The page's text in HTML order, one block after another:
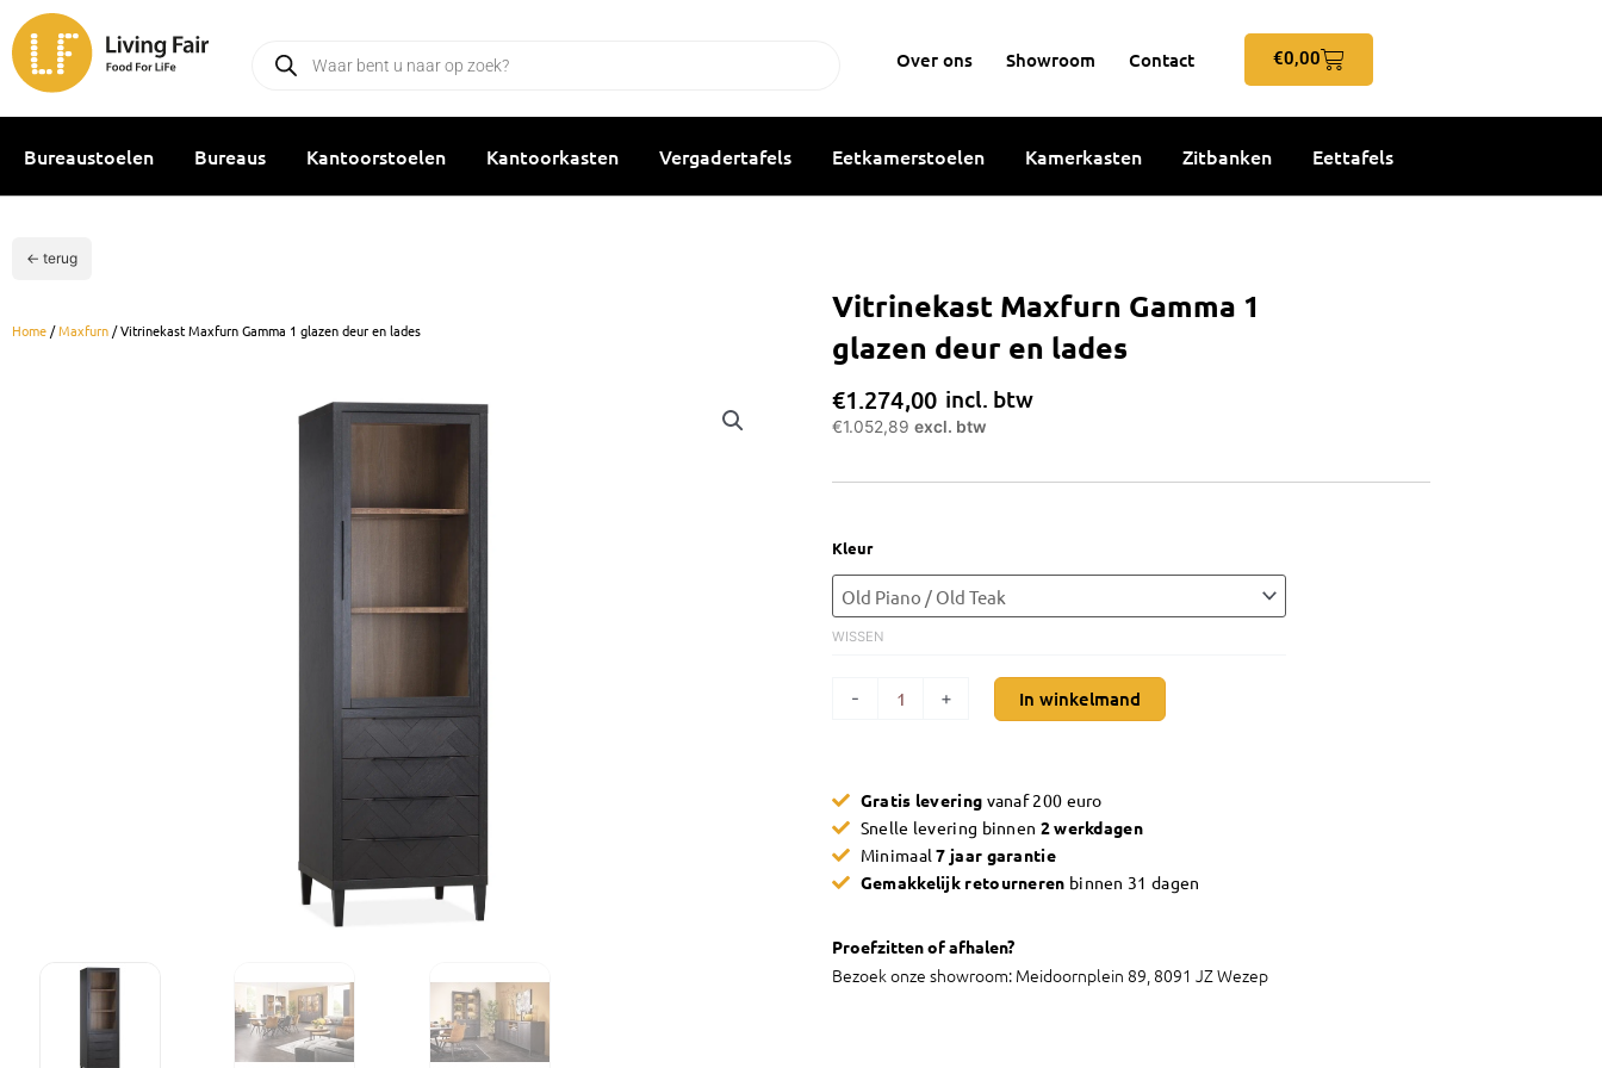
naar
de
inhoud
zoeken Over ons Showroom Contact €0,00Winkelwagen
Bureaustoelen Bureaus Kantoorstoelen Kantoorkasten Vergadertafels Eetkamerstoelen Kamerkasten Zitbanken Eettafels
← terug
Home/Maxfurn/ Vitrinekast Maxfurn Gamma 1 glazen deur en lades
Vitrinekast Maxfurn Gamma 1
glazen deur en lades
€1.274,00 incl. btw
€1.052,89 excl. btw
Kleur
WISSEN
-
Vitrinekast
Maxfurn
Gamma
1
+ In winkelmand
Gratis levering vanaf 200 euro
Snelle levering binnen 2 werkdagen
Minimaal7 jaar garantie
Gemakkelijk retourneren binnen 31 dagen
Proefzitten of afhalen?
Bezoek onze showroom: Meidoornplein 89, 8091 JZ Wezep